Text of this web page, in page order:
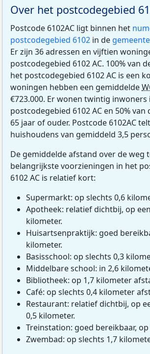
Over het postcodegebied
Postcode 6102AC ligt binnen het
postcodegebied 6102 in de
Er zijn 36 adressen en vijftien
postcodegebied 6102 AC. 100% van
het postcodegebied 6102 AC is een
woningen hebben een gemiddelde
€723.000. Er wonen twintig inwoners
postcodegebied 6102 AC en 50% van
65 jaar of ouder. Postcode 6102AC
huishoudens van gemiddeld 3,5
De gemiddelde afstand over de weg
belangrijkste voorzieningen in het
6102 AC is relatief kort:
Supermarkt: op slechts 0,6
Apotheek: relatief dichtbij, op
kilometer.
Huisartsenpraktijk: goed
kilometer.
Basisschool: op slechts 0,3
Middelbare school: in 2,6
Bibliotheek: op 1,7 kilometer
Café: op slechts 0,4 kilometer
Restaurant: relatief dichtbij, op
0,5 kilometer.
Treinstation: goed bereikbaar,
Zwembad: op slechts 1,7